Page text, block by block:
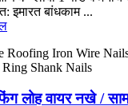
इमारत बांधकाम ...
लोह वायर नखे /